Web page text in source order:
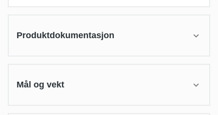
Produktdokumentasjon
Mål og vekt